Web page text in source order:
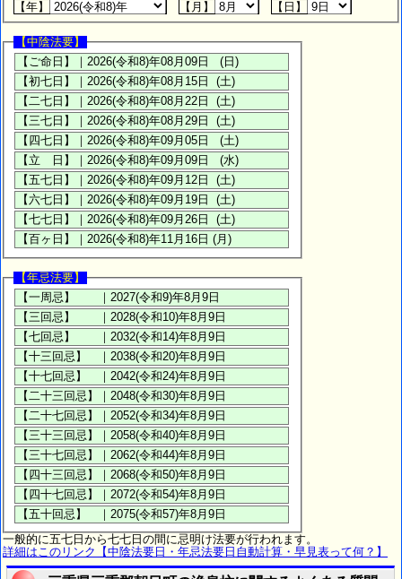
【年】
【月】 【日】
【中陰法要】
【年忌法要】
一般的に五七日から七七日の間に忌明け法要が行われます。
詳細はこのリンク【中陰法要日・年忌法要日自動計算・早見表って何？】